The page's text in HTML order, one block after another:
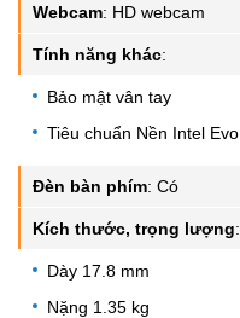
Webcam: HD webcam
Tính năng khác:
Bảo mật vân tay
Tiêu chuẩn Nền Intel Evo
Đèn bàn phím: Có
Kích thước, trọng lượng:
Dày 17.8 mm
Nặng 1.35 kg